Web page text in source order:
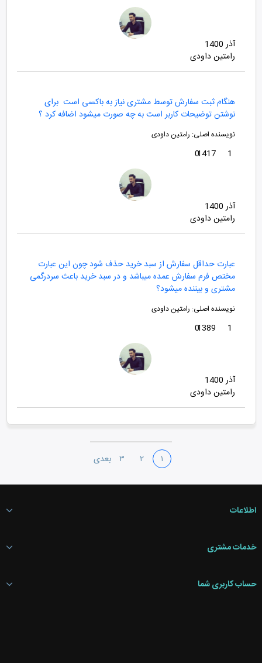
آذر 1400
رامتین داودی
هنگام ثبت سفارش توسط مشتری نیاز به باکسی است برای
نوشتن توضیحات کاربر است به چه صورت میشود اضافه کرد ؟
نویسنده اصلی: رامتین داودی
1
1417
0
آذر 1400
رامتین داودی
عبارت حداقل سفارش از سبد خرید حذف شود چون این عبارت
مختص فرم سفارش عمده میباشد و در سبد خرید باعث سردرگمی
مشتری و بیننده میشود؟
نویسنده اصلی: رامتین داودی
1
1389
0
آذر 1400
رامتین داودی
۱ ۲ ۳ بعدی
اطلاعات
خدمات مشتری
حساب کاربری شما